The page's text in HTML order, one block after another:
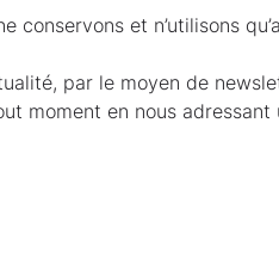
et n’utilisons
par le moyen de
moment en nous adressant